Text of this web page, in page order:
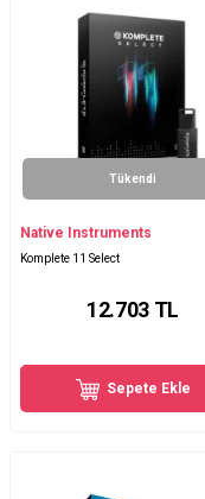
Tükendi
Native Instruments
Komplete 11 Select
12.703TL
Sepete Ekle